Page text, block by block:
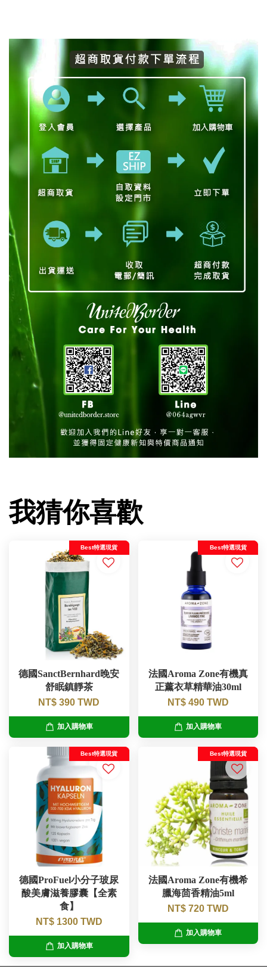
我猜你喜歡
Best特選現貨
德國SanctBernhard晚安
舒眠鎮靜茶
NT$ 390 TWD
加入購物車
Best特選現貨
法國Aroma Zone有機真
正薰衣草精華油30ml
NT$ 490 TWD
加入購物車
Best特選現貨
德國ProFuel小分子玻尿
酸美膚滋養膠囊【全素
食】
NT$ 1300 TWD
加入購物車
Best特選現貨
法國Aroma Zone有機希
臘海茴香精油5ml
NT$ 720 TWD
加入購物車